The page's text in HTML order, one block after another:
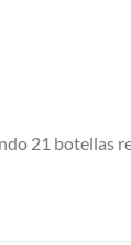
21 botellas